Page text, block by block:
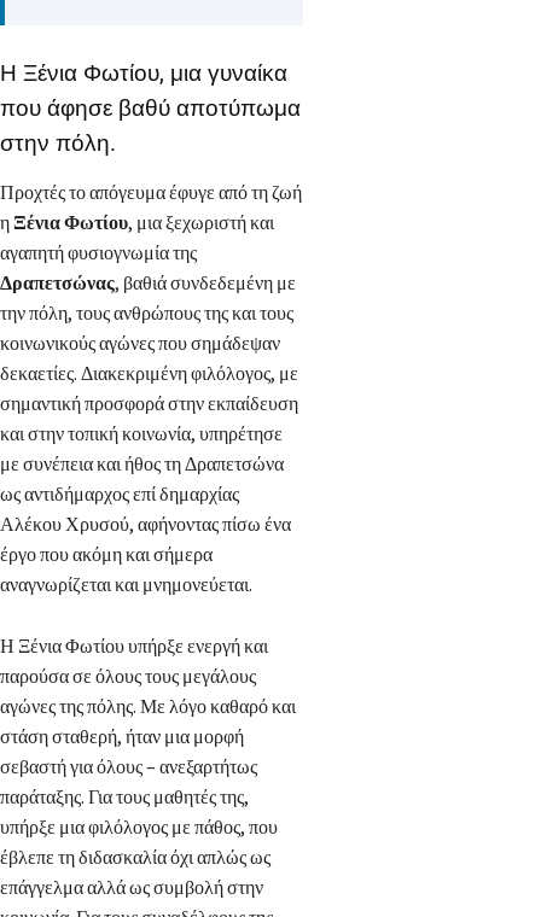
Η Ξένια Φωτίου, μια γυναίκα
που άφησε βαθύ αποτύπωμα
στην πόλη.
Προχτές το απόγευμα έφυγε από τη ζωή
ηΞένια Φωτίου, μια ξεχωριστή και
αγαπητή φυσιογνωμία της
Δραπετσώνας, βαθιά συνδεδεμένη με
την πόλη, τους ανθρώπους της και τους
κοινωνικούς αγώνες που σημάδεψαν
δεκαετίες. Διακεκριμένη φιλόλογος, με
σημαντική προσφορά στην εκπαίδευση
και στην τοπική κοινωνία, υπηρέτησε
με συνέπεια και ήθος τη Δραπετσώνα
ως αντιδήμαρχος επί δημαρχίας
Αλέκου Χρυσού, αφήνοντας πίσω ένα
έργο που ακόμη και σήμερα
αναγνωρίζεται και μνημονεύεται.
Η Ξένια Φωτίου υπήρξε ενεργή και
παρούσα σε όλους τους μεγάλους
αγώνες της πόλης. Με λόγο καθαρό και
στάση σταθερή, ήταν μια μορφή
σεβαστή για όλους – ανεξαρτήτως
παράταξης. Για τους μαθητές της,
υπήρξε μια φιλόλογος με πάθος, που
έβλεπε τη διδασκαλία όχι απλώς ως
επάγγελμα αλλά ως συμβολή στην